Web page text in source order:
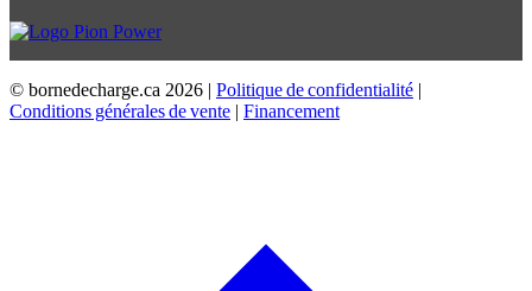
© bornedecharge.ca 2026 | Politique de confidentialité |
Conditions générales de vente | Financement